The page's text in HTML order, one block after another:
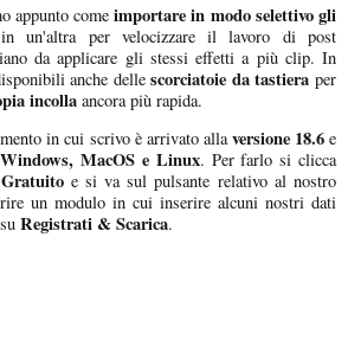
appunto comeimportare in modo selettivo gli
un'altra per velocizzare il lavoro di post
da applicare gli stessi effetti a più clip. In
anche dellescorciatoie da tastiera per
incolla ancora più rapida.
in cui scrivo è arrivato allaversione 18.6e
Windows, MacOS e Linux. Per farlo si clicca
e si va sul pulsante relativo al nostro
un modulo in cui inserire alcuni nostri dati
Registrati & Scarica.